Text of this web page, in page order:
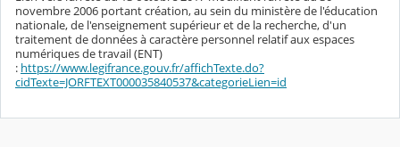
novembre 2006 portant création, au sein du ministère de l'éducation
nationale, de l'enseignement supérieur et de la recherche, d'un
traitement de données à caractère personnel relatif aux espaces
numériques de travail (ENT)
: https://www.legifrance.gouv.fr/affichTexte.do?
cidTexte=JORFTEXT000035840537&categorieLien=id